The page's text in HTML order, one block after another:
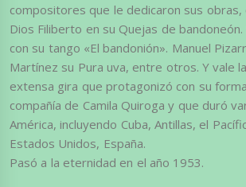
compositores que le dedicaron sus obras,
Dios Filiberto en su Quejas de bandoneón.
con su tango «El bandonión». Manuel
Martínez su Pura uva, entre otros. Y vale
extensa gira que protagonizó con su
compañía de Camila Quiroga y que duró
América, incluyendo Cuba, Antillas, el
Estados Unidos, España.
Pasó a la eternidad en el año 1953.